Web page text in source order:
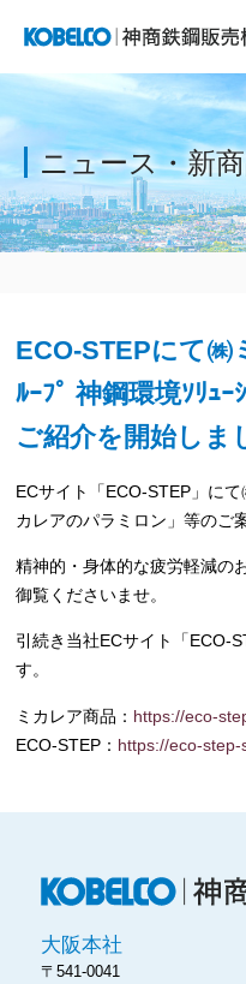
神商鉄鋼販売
会社
ニュース・新
ECO-STEPにて㈱
ﾙｰﾌﾟ 神鋼環境ｿﾘｭ
ご紹介を開始しま
ECサイト「ECO-STEP」に
カレアのパラミロン」等のご
精神的・身体的な疲労軽減の
御覧くださいませ。
引続き当社ECサイト「ECO-
す。
ミカレア商品： https://eco-
ECO-STEP： https://eco-
大阪本社
〒541-0041